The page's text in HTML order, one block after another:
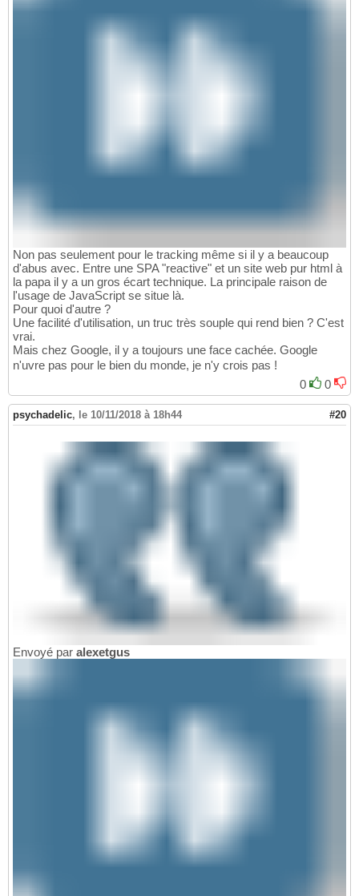
Non pas seulement pour le tracking même si il y a beaucoup
d'abus avec. Entre une SPA "reactive" et un site web pur html à
la papa il y a un gros écart technique. La principale raison de
l'usage de JavaScript se situe là.
Pour quoi d'autre ?
Une facilité d'utilisation, un truc très souple qui rend bien ? C'est
vrai.
Mais chez Google, il y a toujours une face cachée. Google
n'uvre pas pour le bien du monde, je n'y crois pas !
0
0
psychadelic, le 10/11/2018 à 18h44 #20
Envoyé par alexetgus